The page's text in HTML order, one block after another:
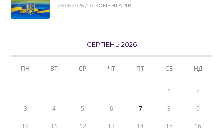
28.06.2026 / 0 КОМЕНТАРІВ
СЕРПЕНЬ 2026
ПН ВТ СР ЧТ ПТ СБ НД
1 2
3 4 5 6 7 8 9
10 11 12 13 14 15 16